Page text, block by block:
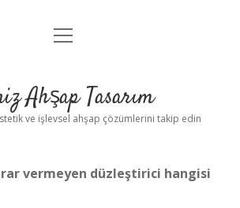
Anasayfa
Yasal Uyarı
menüyü
Ahşap Tasarım
ve işlevsel ahşap çözümlerini takip edin
vermeyen düzleştirici hangisi